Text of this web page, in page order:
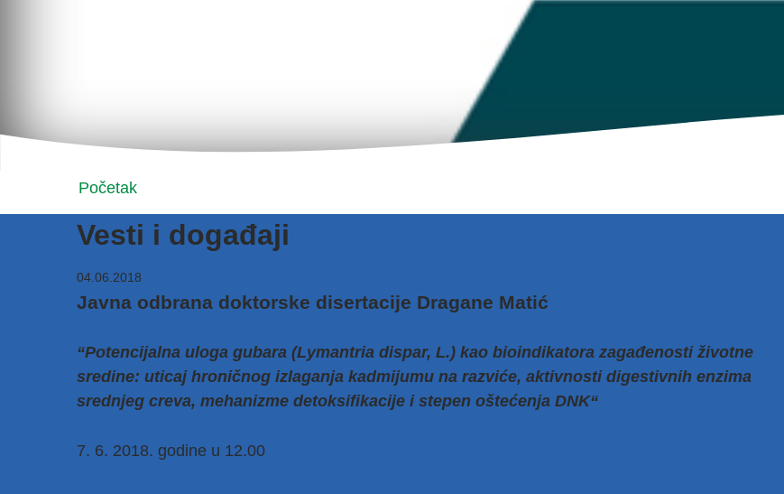
Početak
Vesti i događaji
04.06.2018
Javna odbrana doktorske disertacije Dragane Matić
“Potencijalna uloga gubara (Lymantria dispar, L.) kao bioindikatora zagađenosti životne
sredine: uticaj hroničnog izlaganja kadmijumu na razviće, aktivnosti digestivnih enzima
srednjeg creva, mehanizme detoksifikacije i stepen oštećenja DNK“
7. 6. 2018. godine u 12.00